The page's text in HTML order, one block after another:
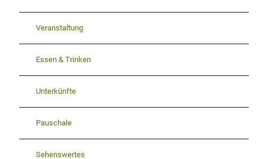
Veranstaltung
Essen & Trinken
Unterkünfte
Pauschale
Sehenswertes